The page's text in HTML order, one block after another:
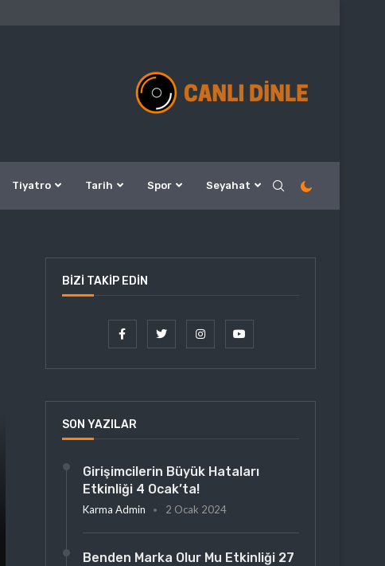
Tiyatro Tarih Spor Seyahat
BIZI TAKIP EDIN
SON YAZILAR
Girişimcilerin Büyük Hataları
Etkinliği 4 Ocak’ta!
Karma Admin 2 Ocak 2024
Benden Marka Olur Mu Etkinliği 27